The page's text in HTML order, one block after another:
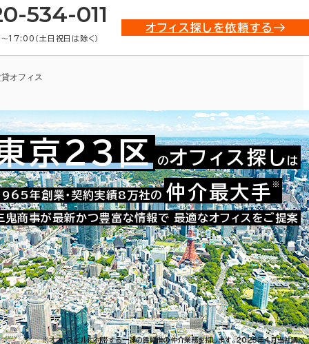
534-011
17:00（土日祝日は除く）
オフィス探しを依頼する
オフィス
お問い合わせ番号：021-13316
3-19
京23区 のオフィス探し は
年創業・契約実績8万社の 仲介最大手 ※
鬼商事が最新かつ豊富な情報で 最適なオフィスをご提案
※オフィスビルに付帯する一連の賃貸借の仲介業務を指します。2023年4月当社調べ